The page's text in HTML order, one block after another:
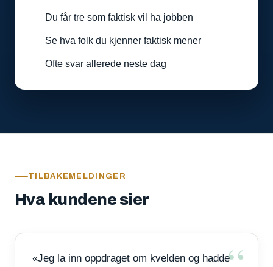
Du får tre som faktisk vil ha jobben
Se hva folk du kjenner faktisk mener
Ofte svar allerede neste dag
TILBAKEMELDINGER
Hva kundene sier
«Jeg la inn oppdraget om kvelden og hadde